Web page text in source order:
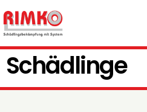
Schädlinge